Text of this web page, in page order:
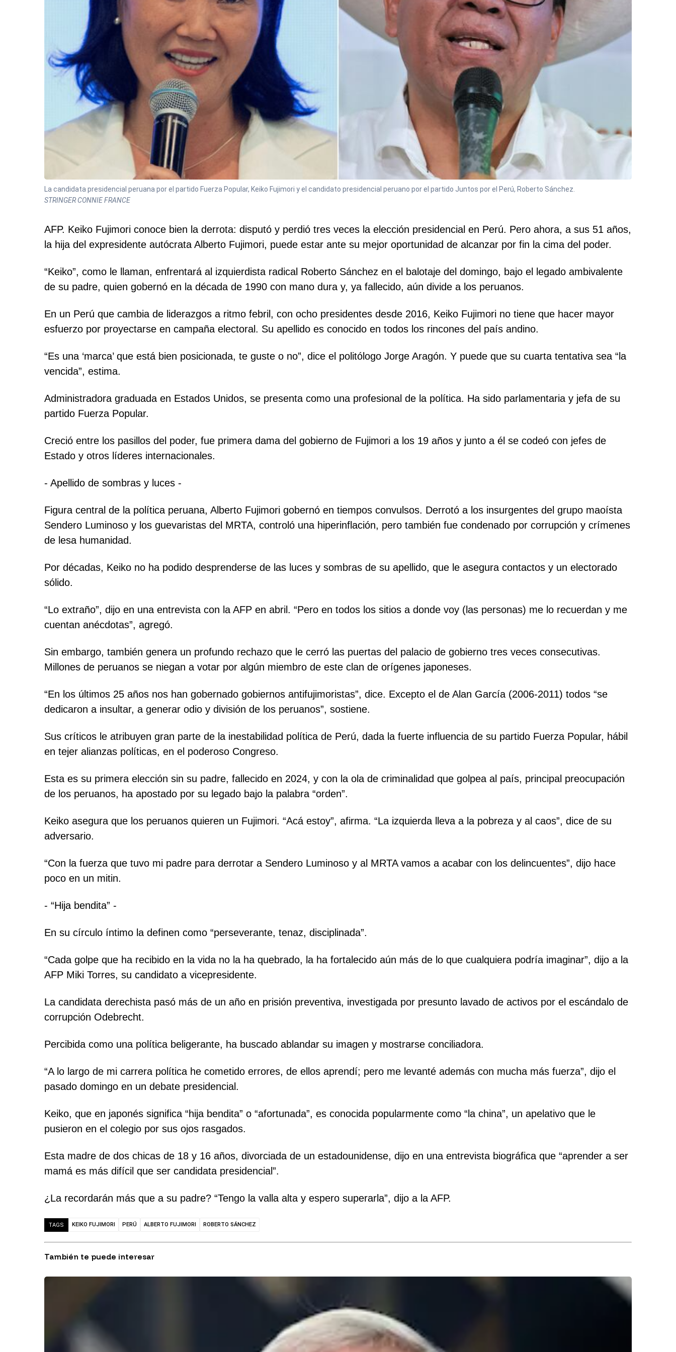
La candidata presidencial peruana por el partido Fuerza Popular, Keiko Fujimori y el candidato presidencial peruano por el partido Juntos por el Perú, Roberto Sánchez.
STRINGER CONNIE FRANCE
AFP. Keiko Fujimori conoce bien la derrota: disputó y perdió tres veces la elección presidencial en Perú. Pero ahora, a sus 51 años,
la hija del expresidente autócrata Alberto Fujimori, puede estar ante su mejor oportunidad de alcanzar por fin la cima del poder.
“Keiko”, como le llaman, enfrentará al izquierdista radical Roberto Sánchez en el balotaje del domingo, bajo el legado ambivalente
de su padre, quien gobernó en la década de 1990 con mano dura y, ya fallecido, aún divide a los peruanos.
En un Perú que cambia de liderazgos a ritmo febril, con ocho presidentes desde 2016, Keiko Fujimori no tiene que hacer mayor
esfuerzo por proyectarse en campaña electoral. Su apellido es conocido en todos los rincones del país andino.
“Es una ‘marca’ que está bien posicionada, te guste o no”, dice el politólogo Jorge Aragón. Y puede que su cuarta tentativa sea “la
vencida”, estima.
Administradora graduada en Estados Unidos, se presenta como una profesional de la política. Ha sido parlamentaria y jefa de su
partido Fuerza Popular.
Creció entre los pasillos del poder, fue primera dama del gobierno de Fujimori a los 19 años y junto a él se codeó con jefes de
Estado y otros líderes internacionales.
- Apellido de sombras y luces -
Figura central de la política peruana, Alberto Fujimori gobernó en tiempos convulsos. Derrotó a los insurgentes del grupo maoísta
Sendero Luminoso y los guevaristas del MRTA, controló una hiperinflación, pero también fue condenado por corrupción y crímenes
de lesa humanidad.
Por décadas, Keiko no ha podido desprenderse de las luces y sombras de su apellido, que le asegura contactos y un electorado
sólido.
“Lo extraño”, dijo en una entrevista con la AFP en abril. “Pero en todos los sitios a donde voy (las personas) me lo recuerdan y me
cuentan anécdotas”, agregó.
Sin embargo, también genera un profundo rechazo que le cerró las puertas del palacio de gobierno tres veces consecutivas.
Millones de peruanos se niegan a votar por algún miembro de este clan de orígenes japoneses.
“En los últimos 25 años nos han gobernado gobiernos antifujimoristas”, dice. Excepto el de Alan García (2006-2011) todos “se
dedicaron a insultar, a generar odio y división de los peruanos”, sostiene.
Sus críticos le atribuyen gran parte de la inestabilidad política de Perú, dada la fuerte influencia de su partido Fuerza Popular, hábil
en tejer alianzas políticas, en el poderoso Congreso.
Esta es su primera elección sin su padre, fallecido en 2024, y con la ola de criminalidad que golpea al país, principal preocupación
de los peruanos, ha apostado por su legado bajo la palabra “orden”.
Keiko asegura que los peruanos quieren un Fujimori. “Acá estoy”, afirma. “La izquierda lleva a la pobreza y al caos”, dice de su
adversario.
“Con la fuerza que tuvo mi padre para derrotar a Sendero Luminoso y al MRTA vamos a acabar con los delincuentes”, dijo hace
poco en un mitin.
- “Hija bendita” -
En su círculo íntimo la definen como “perseverante, tenaz, disciplinada”.
“Cada golpe que ha recibido en la vida no la ha quebrado, la ha fortalecido aún más de lo que cualquiera podría imaginar”, dijo a la
AFP Miki Torres, su candidato a vicepresidente.
La candidata derechista pasó más de un año en prisión preventiva, investigada por presunto lavado de activos por el escándalo de
corrupción Odebrecht.
Percibida como una política beligerante, ha buscado ablandar su imagen y mostrarse conciliadora.
“A lo largo de mi carrera política he cometido errores, de ellos aprendí; pero me levanté además con mucha más fuerza”, dijo el
pasado domingo en un debate presidencial.
Keiko, que en japonés significa “hija bendita” o “afortunada”, es conocida popularmente como “la china”, un apelativo que le
pusieron en el colegio por sus ojos rasgados.
Esta madre de dos chicas de 18 y 16 años, divorciada de un estadounidense, dijo en una entrevista biográfica que “aprender a ser
mamá es más difícil que ser candidata presidencial”.
¿La recordarán más que a su padre? “Tengo la valla alta y espero superarla”, dijo a la AFP.
TAGS KEIKO FUJIMORI PERÚ ALBERTO FUJIMORI ROBERTO SÁNCHEZ
También te puede interesar